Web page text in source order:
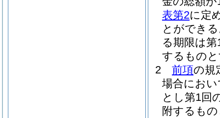
表第2に定
とができ
る期限は
するもの
2
前項の規
場合にお
とし第1回
附するも